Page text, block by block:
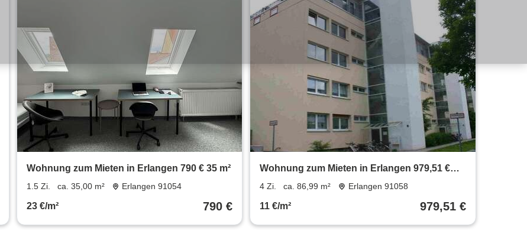
Wohnung zum Mieten in Erlangen 790 € 35 m²
1.5 Zi. ca. 35,00 m² Erlangen 91054
23 €/m² 790 €
Wohnung zum Mieten in Erlangen 979,51 €
86.99 m²
4 Zi. ca. 86,99 m² Erlangen 91058
11 €/m² 979,51 €